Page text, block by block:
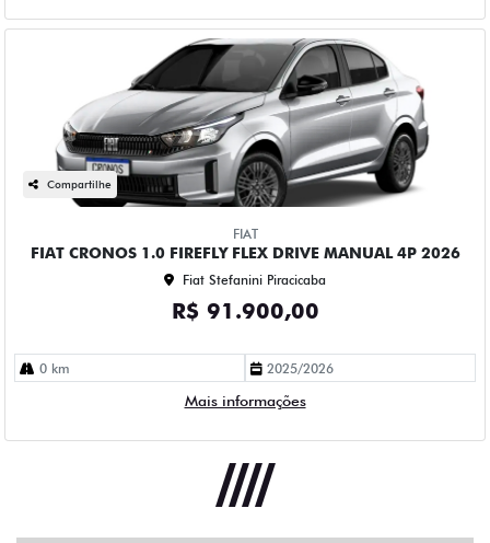
Compartilhe
FIAT
FIAT CRONOS 1.0 FIREFLY FLEX DRIVE MANUAL 4P 2026
Fiat Stefanini Piracicaba
R$ 91.900,00
0 km 2025/2026
Mais informações